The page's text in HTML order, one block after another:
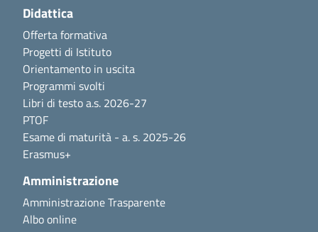
Didattica
Offerta formativa
Progetti di Istituto
Orientamento in uscita
Programmi svolti
Libri di testo a.s. 2026-27
PTOF
Esame di maturità - a. s. 2025-26
Erasmus+
Amministrazione
Amministrazione Trasparente
Albo online